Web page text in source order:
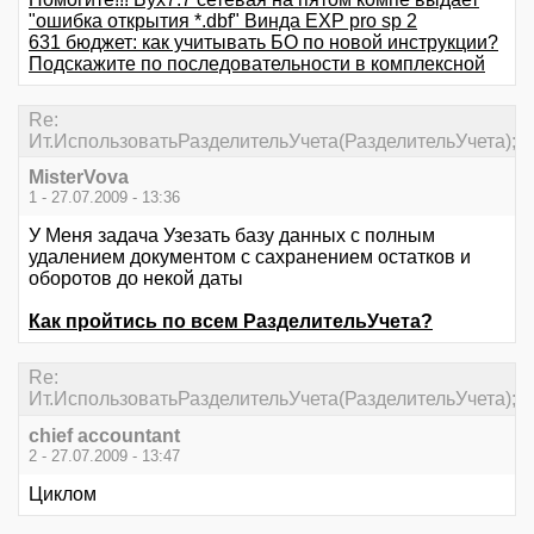
"ошибка открытия *.dbf" Винда EXP pro sp 2
631 бюджет: как учитывать БО по новой инструкции?
Подскажите по последовательности в комплексной
Re:
Ит.ИспользоватьРазделительУчета(РазделительУчета);
MisterVova
1 - 27.07.2009 - 13:36
У Меня задача Узезать базу данных с полным
удалением документом с сахранением остатков и
оборотов до некой даты
Как пройтись по всем РазделительУчета?
Re:
Ит.ИспользоватьРазделительУчета(РазделительУчета);
chief accountant
2 - 27.07.2009 - 13:47
Циклом